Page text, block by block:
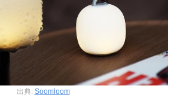
出典: Soomloom